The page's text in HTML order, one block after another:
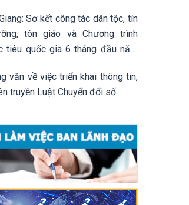
khởi nghiệp sáng tạo; báo cáo
niên đánh giá hệ sinh thái
nghiệp sáng tạo quốc gia
Sơ kết công tác dân tộc, tín
tôn giáo và Chương trình
tiêu quốc gia 6 tháng đầu năm
văn về việc triển khai thông tin,
truyền Luật Chuyển đổi số